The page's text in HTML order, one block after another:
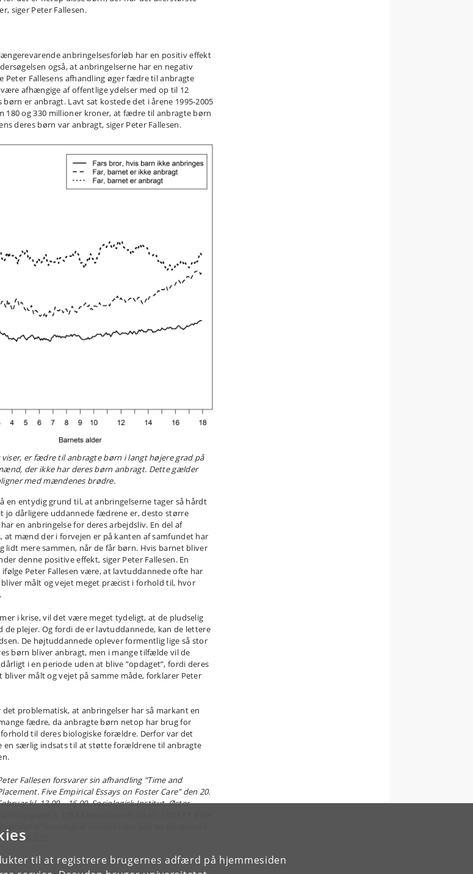
til at registrere brugernes adfærd på hjemmesiden
siger Peter Fallesen.
anbringelsesforløb har en positiv effekt
også, at anbringelserne har en negativ
Peter Fallesens afhandling øger fædre til anbragte
afhængige af offentlige ydelser med op til 12
er anbragt. Lavt sat kostede det i årene 1995-2005
180 og 330 millioner kroner, at fædre til anbragte børn
deres børn var anbragt, siger Peter Fallesen.
er fædre til anbragte børn i langt højere grad på
der ikke har deres børn anbragt. Dette gælder
med mændenes brødre.
en entydig grund til, at anbringelserne tager så hårdt
jo dårligere uddannede fædrene er, desto større
en anbringelse for deres arbejdsliv. En del af
at mænd der i forvejen er på kanten af samfundet har
lidt mere sammen, når de får børn. Hvis barnet bliver
denne positive effekt, siger Peter Fallesen. En
Peter Fallesen være, at lavtuddannede ofte har
målt og vejet meget præcist i forhold til, hvor
i krise, vil det være meget tydeligt, at de pludselig
de plejer. Og fordi de er lavtuddannede, kan de lettere
De højtuddannede oplever formentlig lige så stor
børn bliver anbragt, men i mange tilfælde vil de
i en periode uden at blive ”opdaget”, fordi deres
bliver målt og vejet på samme måde, forklarer Peter
problematisk, at anbringelser har så markant en
fædre, da anbragte børn netop har brug for
til deres biologiske forældre. Derfor var det
en særlig indsats til at støtte forældrene til anbragte
Fallesen forsvarer sin afhandling "Time and
Five Empirical Essays on Foster Care" den 20.
kl. 13.00 – 16.00, Sociologisk Institut, Øster
16.2.55.